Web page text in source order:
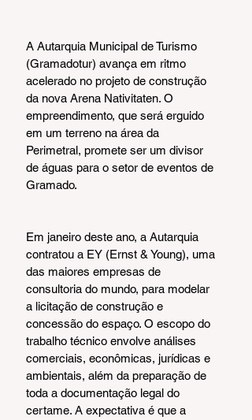
A Autarquia Municipal de Turismo
(Gramadotur) avança em ritmo
acelerado no projeto de construção
da nova Arena Nativitaten. O
empreendimento, que será erguido
em um terreno na área da
Perimetral, promete ser um divisor
de águas para o setor de eventos de
Gramado.
Em janeiro deste ano, a Autarquia
contratou a EY (Ernst & Young), uma
das maiores empresas de
consultoria do mundo, para modelar
a licitação de construção e
concessão do espaço. O escopo do
trabalho técnico envolve análises
comerciais, econômicas, jurídicas e
ambientais, além da preparação de
toda a documentação legal do
certame. A expectativa é que a